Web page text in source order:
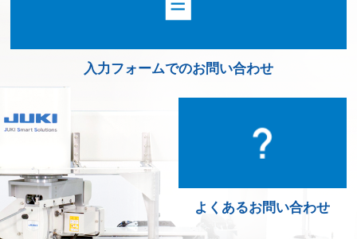
入力フォームでのお問い合わせ
よくあるお問い合わせ